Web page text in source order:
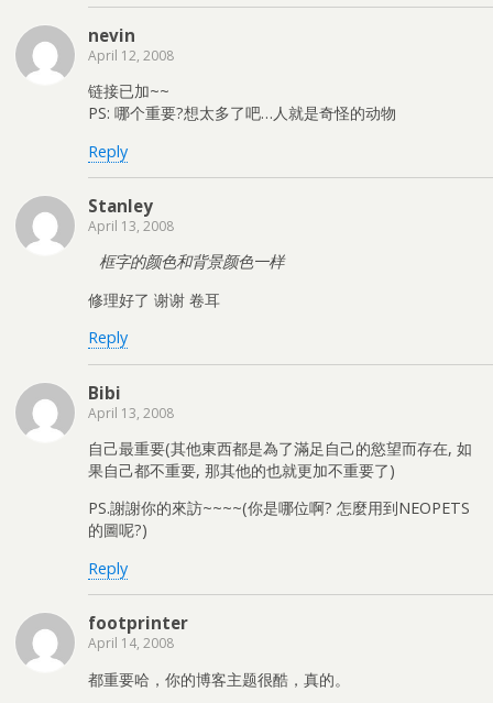
nevin
April 12, 2008
链接已加~~
PS: 哪个重要?想太多了吧…人就是奇怪的动物
Reply
Stanley
April 13, 2008
框字的颜色和背景颜色一样
修理好了 谢谢 卷耳
Reply
Bibi
April 13, 2008
自己最重要(其他東西都是為了滿足自己的慾望而存在, 如
果自己都不重要, 那其他的也就更加不重要了)
PS.謝謝你的來訪~~~~(你是哪位啊? 怎麼用到NEOPETS
的圖呢?)
Reply
footprinter
April 14, 2008
都重要哈，你的博客主题很酷，真的。